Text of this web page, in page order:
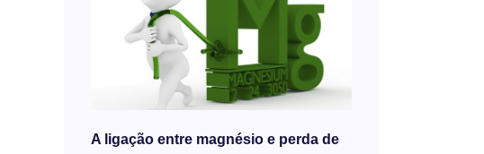
A ligação entre magnésio e perda de